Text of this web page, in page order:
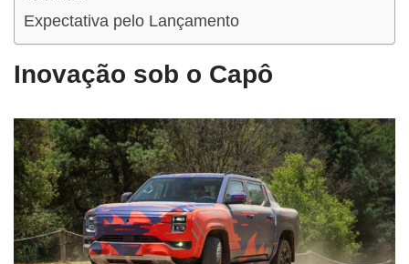
Expectativa pelo Lançamento
Inovação sob o Capô